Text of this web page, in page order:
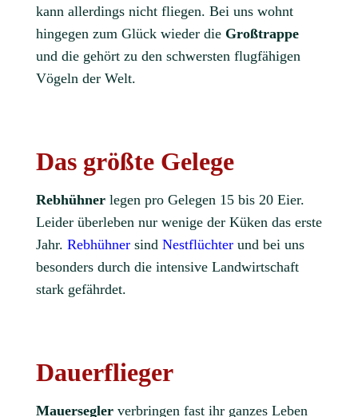
kann allerdings nicht fliegen. Bei uns wohnt
hingegen zum Glück wieder die Großtrappe
und die gehört zu den schwersten flugfähigen
Vögeln der Welt.
Das größte Gelege
Rebhühner legen pro Gelegen 15 bis 20 Eier.
Leider überleben nur wenige der Küken das erste
Jahr. Rebhühnersind Nestflüchterund bei uns
besonders durch die intensive Landwirtschaft
stark gefährdet.
Dauerflieger
Mauersegler verbringen fast ihr ganzes Leben